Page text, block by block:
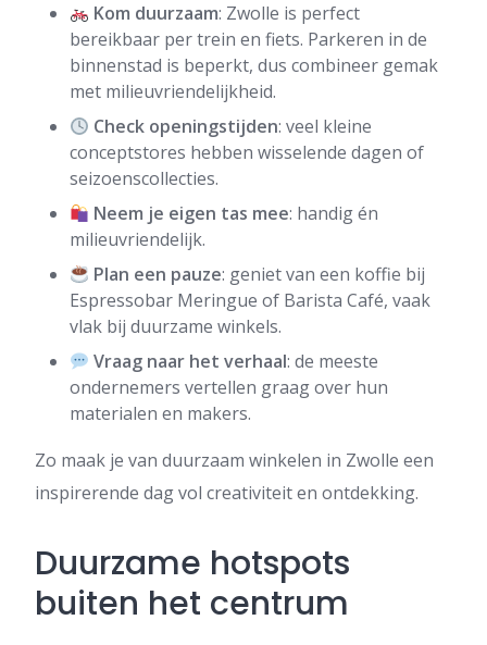
Kom duurzaam: Zwolle is perfect
bereikbaar per trein en fiets. Parkeren in de
binnenstad is beperkt, dus combineer gemak
met milieuvriendelijkheid.
Check openingstijden: veel kleine
conceptstores hebben wisselende dagen of
seizoenscollecties.
Neem je eigen tas mee: handig én
milieuvriendelijk.
Plan een pauze: geniet van een koffie bij
Espressobar Meringue of Barista Café, vaak
vlak bij duurzame winkels.
Vraag naar het verhaal: de meeste
ondernemers vertellen graag over hun
materialen en makers.
Zo maak je van duurzaam winkelen in Zwolle een
inspirerende dag vol creativiteit en ontdekking.
Duurzame hotspots
buiten het centrum